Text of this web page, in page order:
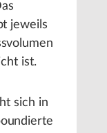
jeweils
ist.
sich in